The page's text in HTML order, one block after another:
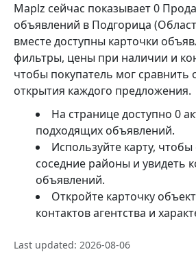
Maplz сейчас показывает 0
объявлений в Подгорица
вместе доступны карточки
фильтры, цены при наличии и
чтобы покупатель мог сравнить
открытия каждого предложения.
На странице доступно 0
подходящих объявлений.
Используйте карту,
соседние районы и увидеть
объявлений.
Откройте карточку
контактов агентства и
Last updated: 2026-08-06